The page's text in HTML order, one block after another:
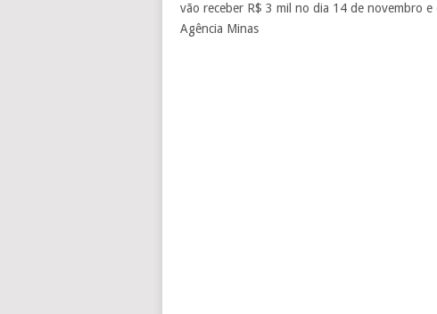
vão receber R$ 3 mil no dia 14 de novembro
Agência Minas